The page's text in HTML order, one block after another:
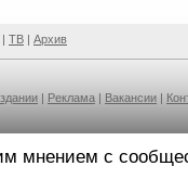
| ТВ | Архив
| Реклама | Вакансии |
мнением с